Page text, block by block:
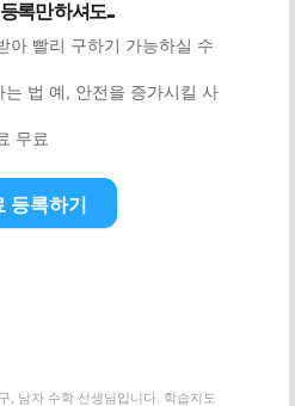
록만 하셔도...
아 빨리 구하기 가능하실 수
는 법 예, 안전을 증가시킬 사
무료
등록하기
, 남자 수학 선생님입니다. 학습지도